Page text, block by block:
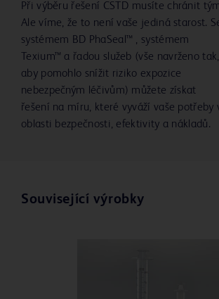
Při výběru řešení CSTD musíte chránit
Ale víme, že to není vaše jediná starost.
systémem BD PhaSeal™ , systémem
Texium™ a řadou služeb (vše navrženo tak,
aby pomohlo snížit riziko expozice
nebezpečným léčivům) můžete získat
řešení na míru, které vyváží vaše potřeby
oblasti bezpečnosti, efektivity a nákladů.
Související výrobky